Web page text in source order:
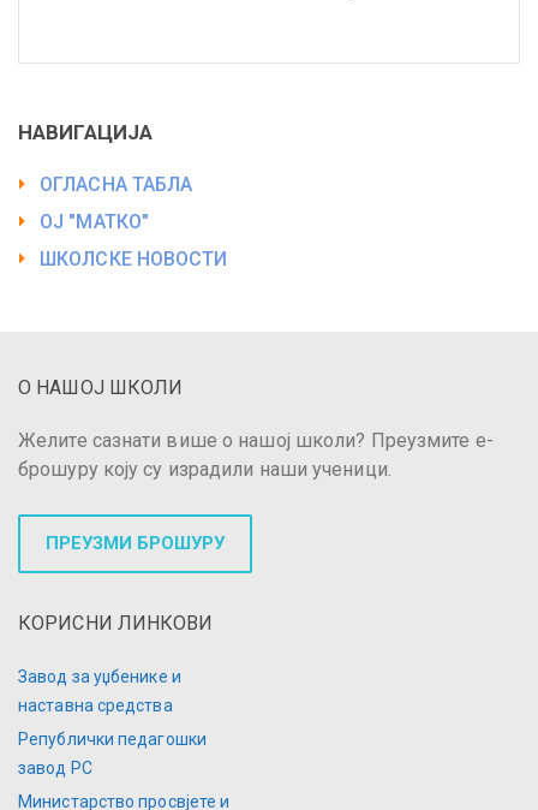
НАВИГАЦИЈА
ОГЛАСНА ТАБЛА
ОЈ "МАТКО"
ШКОЛСКЕ НОВОСТИ
О НАШОЈ ШКОЛИ
Желите сазнати више о нашој школи? Преузмите е-
брошуру коју су израдили наши ученици.
ПРЕУЗМИ БРОШУРУ
КОРИСНИ ЛИНКОВИ
Завод за уџбенике и
наставна средства
Републички педагошки
завод РС
Министарство просвјете и